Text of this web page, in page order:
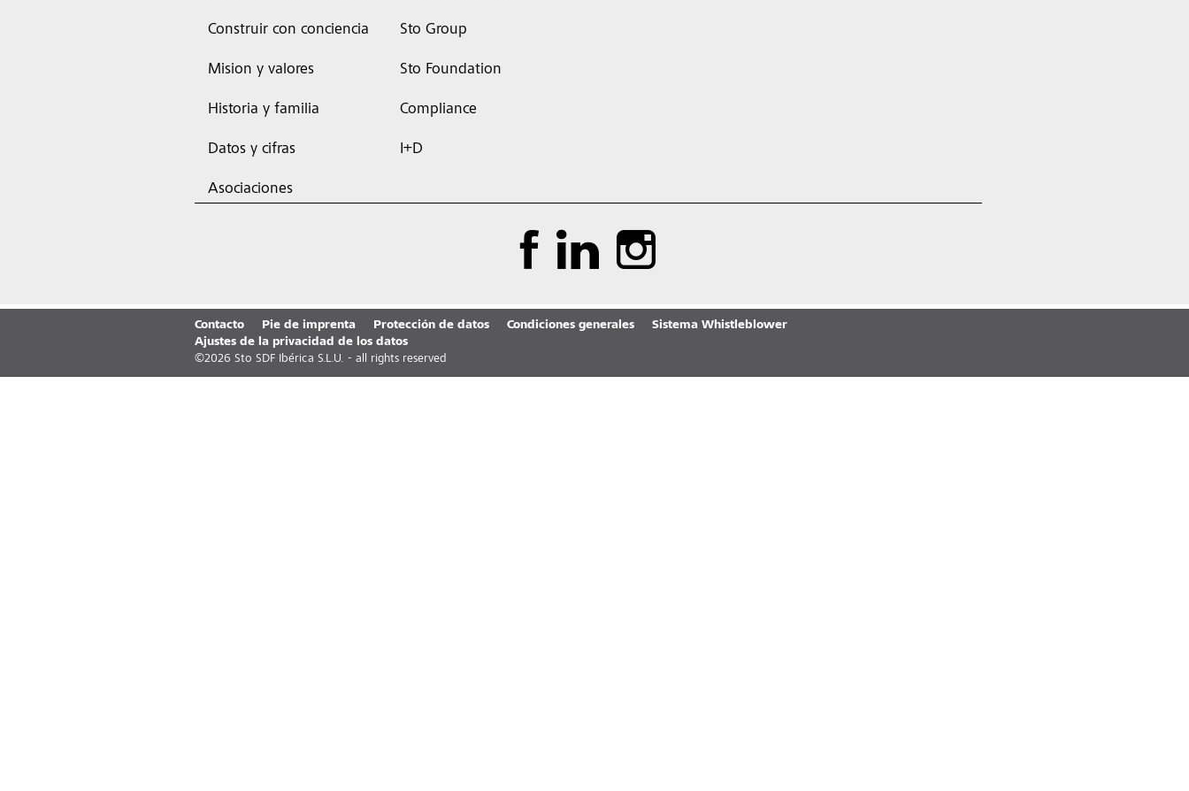
Construir con conciencia
Mision y valores
Historia y familia
Datos y cifras
Asociaciones
Sto Group
Sto Foundation
Compliance
I+D
Contacto Pie de imprenta Protección de datos Condiciones generales
Sistema Whistleblower
Ajustes de la privacidad de los datos
©2026 Sto SDF Ibérica S.L.U. - all rights reserved